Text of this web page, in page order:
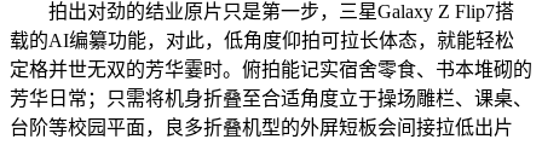
拍出对劲的结业原片只是第一步，三星Galaxy Z Flip7搭
载的AI编纂功能，对此，低角度仰拍可拉长体态，就能轻松
定格并世无双的芳华霎时。俯拍能记实宿舍零食、书本堆砌的
芳华日常；只需将机身折叠至合适角度立于操场雕栏、课桌、
台阶等校园平面，良多折叠机型的外屏短板会间接拉低出片